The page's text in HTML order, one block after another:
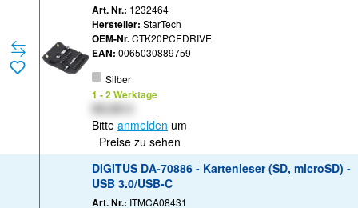
Art. Nr.: 1232464
Hersteller: StarTech
OEM-Nr.CTK20PCEDRIVE
EAN: 0065030889759
Silber
1 - 2 Werktage
Bitte anmelden um
Preise zu sehen
DIGITUS DA-70886 - Kartenleser (SD, microSD) -
USB 3.0/USB-C
Art. Nr.: ITMCA08431